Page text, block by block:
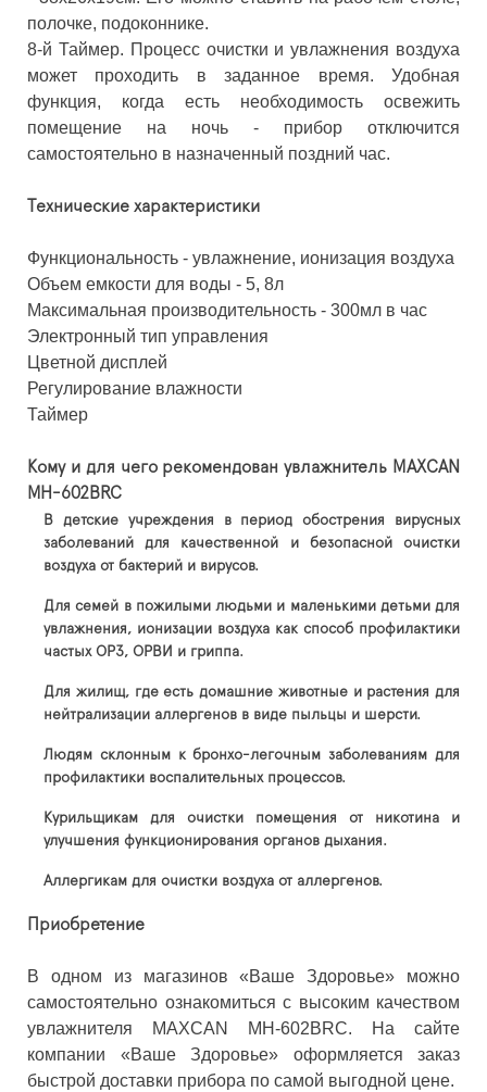
полочке, подоконнике.
8-й Таймер. Процесс очистки и увлажнения воздуха
может проходить в заданное время. Удобная
функция, когда есть необходимость освежить
помещение на ночь - прибор отключится
самостоятельно в назначенный поздний час.
Технические характеристики
Функциональность - увлажнение, ионизация воздуха
Объем емкости для воды - 5, 8л
Максимальная производительность - 300мл в час
Электронный тип управления
Цветной дисплей
Регулирование влажности
Таймер
Кому и для чего рекомендован увлажнитель MAXCAN
MH-602BRC
В детские учреждения в период обострения вирусных
заболеваний для качественной и безопасной очистки
воздуха от бактерий и вирусов.
Для семей в пожилыми людьми и маленькими детьми для
увлажнения, ионизации воздуха как способ профилактики
частых ОРЗ, ОРВИ и гриппа.
Для жилищ, где есть домашние животные и растения для
нейтрализации аллергенов в виде пыльцы и шерсти.
Людям склонным к бронхо-легочным заболеваниям для
профилактики воспалительных процессов.
Курильщикам для очистки помещения от никотина и
улучшения функционирования органов дыхания.
Аллергикам для очистки воздуха от аллергенов.
Приобретение
В одном из магазинов «Ваше Здоровье» можно
самостоятельно ознакомиться с высоким качеством
увлажнителя MAXCAN MH-602BRC. На сайте
компании «Ваше Здоровье» оформляется заказ
быстрой доставки прибора по самой выгодной цене.